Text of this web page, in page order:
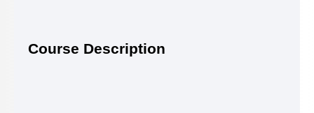
Course Description